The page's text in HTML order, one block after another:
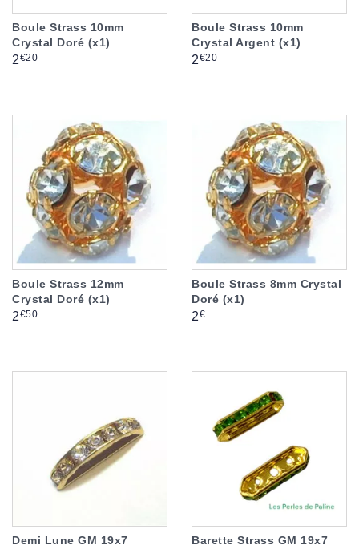
Boule Strass 10mm
Crystal Doré (x1)
Prix
2€20
Boule Strass 10mm
Crystal Argent (x1)
Prix
2€20
Boule Strass 12mm
Crystal Doré (x1)
Prix
2€50
Boule Strass 8mm Crystal
Doré (x1)
Prix
2€
Demi Lune GM 19x7
Barette Strass GM 19x7